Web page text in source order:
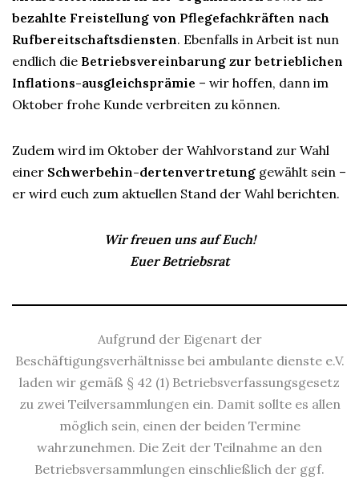
bezahlte Freistellung von Pflegefachkräften nach
Rufbereitschaftsdiensten. Ebenfalls in Arbeit ist nun
endlich die Betriebsvereinbarung zur betrieblichen
Inflations-ausgleichsprämie – wir hoffen, dann im
Oktober frohe Kunde verbreiten zu können.
Zudem wird im Oktober der Wahlvorstand zur Wahl
einer Schwerbehin-dertenvertretung gewählt sein –
er wird euch zum aktuellen Stand der Wahl berichten.
Wir freuen uns auf Euch!
Euer Betriebsrat
Aufgrund der Eigenart der
Beschäftigungsverhältnisse bei ambulante dienste e.V.
laden wir gemäß § 42 (1) Betriebsverfassungsgesetz
zu zwei Teilversammlungen ein. Damit sollte es allen
möglich sein, einen der beiden Termine
wahrzunehmen. Die Zeit der Teilnahme an den
Betriebsversammlungen einschließlich der ggf.